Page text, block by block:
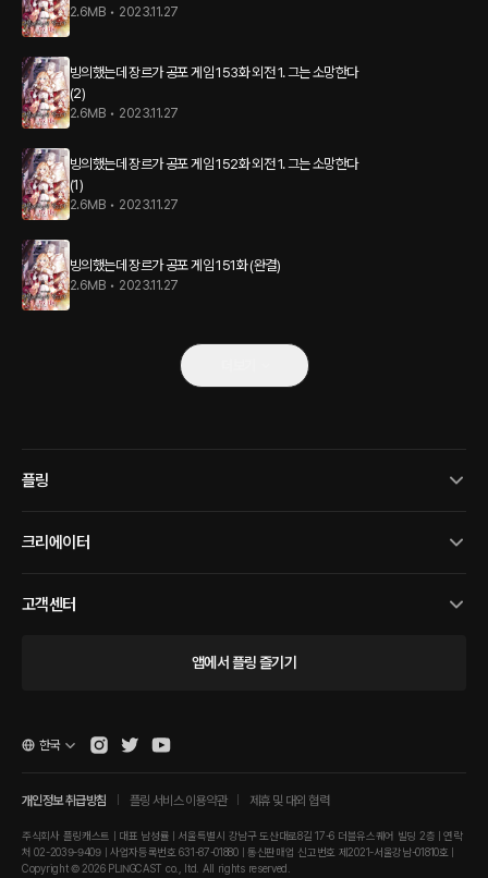
2.6MB • 2023.11.27
빙의했는데 장르가 공포 게임 153화 외전 1. 그는 소망한다
(2)
2.6MB • 2023.11.27
빙의했는데 장르가 공포 게임 152화 외전 1. 그는 소망한다
(1)
2.6MB • 2023.11.27
빙의했는데 장르가 공포 게임 151화 (완결)
2.6MB • 2023.11.27
플링
크리에이터
고객센터
앱에서 플링 즐기기
개인정보 취급방침 플링 서비스 이용약관 제휴 및 대외 협력
주식회사 플링캐스트 | 대표 남성률 | 서울특별시 강남구 도산대로8길 17-6 더블유스퀘어 빌딩 2층 | 연락
처 02-2039-9409 | 사업자등록번호 631-87-01880 | 통신판매업 신고번호 제2021-서울강남-01810호 |
Copyright © 2026 PLINGCAST co., ltd. All rights reserved.
한국